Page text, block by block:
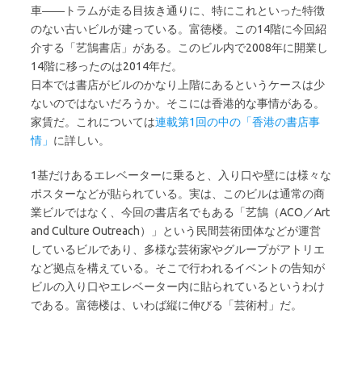
車――トラムが走る目抜き通りに、特にこれといった特徴
のない古いビルが建っている。富徳楼。この14階に今回紹
介する「艺鵠書店」がある。このビル内で2008年に開業し
14階に移ったのは2014年だ。
日本では書店がビルのかなり上階にあるというケースは少
ないのではないだろうか。そこには香港的な事情がある。
家賃だ。これについては連載第1回の中の「香港の書店事
情」 に詳しい。
1基だけあるエレベーターに乗ると、入り口や壁には様々な
ポスターなどが貼られている。実は、このビルは通常の商
業ビルではなく、今回の書店名でもある「艺鵠（ACO／Art
and Culture Outreach）」という民間芸術団体などが運営
しているビルであり、多様な芸術家やグループがアトリエ
など拠点を構えている。そこで行われるイベントの告知が
ビルの入り口やエレベーター内に貼られているというわけ
である。富徳楼は、いわば縦に伸びる「芸術村」だ。